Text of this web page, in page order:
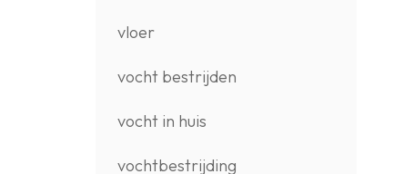
vloer
vocht bestrijden
vocht in huis
vochtbestrijding